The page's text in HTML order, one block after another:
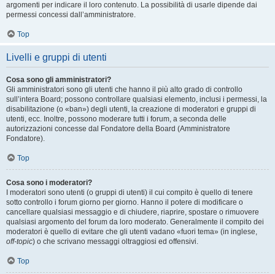
argomenti per indicare il loro contenuto. La possibilità di usarle dipende dai
permessi concessi dall’amministratore.
Top
Livelli e gruppi di utenti
Cosa sono gli amministratori?
Gli amministratori sono gli utenti che hanno il più alto grado di controllo
sull’intera Board; possono controllare qualsiasi elemento, inclusi i permessi, la
disabilitazione (o «ban») degli utenti, la creazione di moderatori e gruppi di
utenti, ecc. Inoltre, possono moderare tutti i forum, a seconda delle
autorizzazioni concesse dal Fondatore della Board (Amministratore
Fondatore).
Top
Cosa sono i moderatori?
I moderatori sono utenti (o gruppi di utenti) il cui compito è quello di tenere
sotto controllo i forum giorno per giorno. Hanno il potere di modificare o
cancellare qualsiasi messaggio e di chiudere, riaprire, spostare o rimuovere
qualsiasi argomento del forum da loro moderato. Generalmente il compito dei
moderatori è quello di evitare che gli utenti vadano «fuori tema» (in inglese,
off-topic) o che scrivano messaggi oltraggiosi ed offensivi.
Top